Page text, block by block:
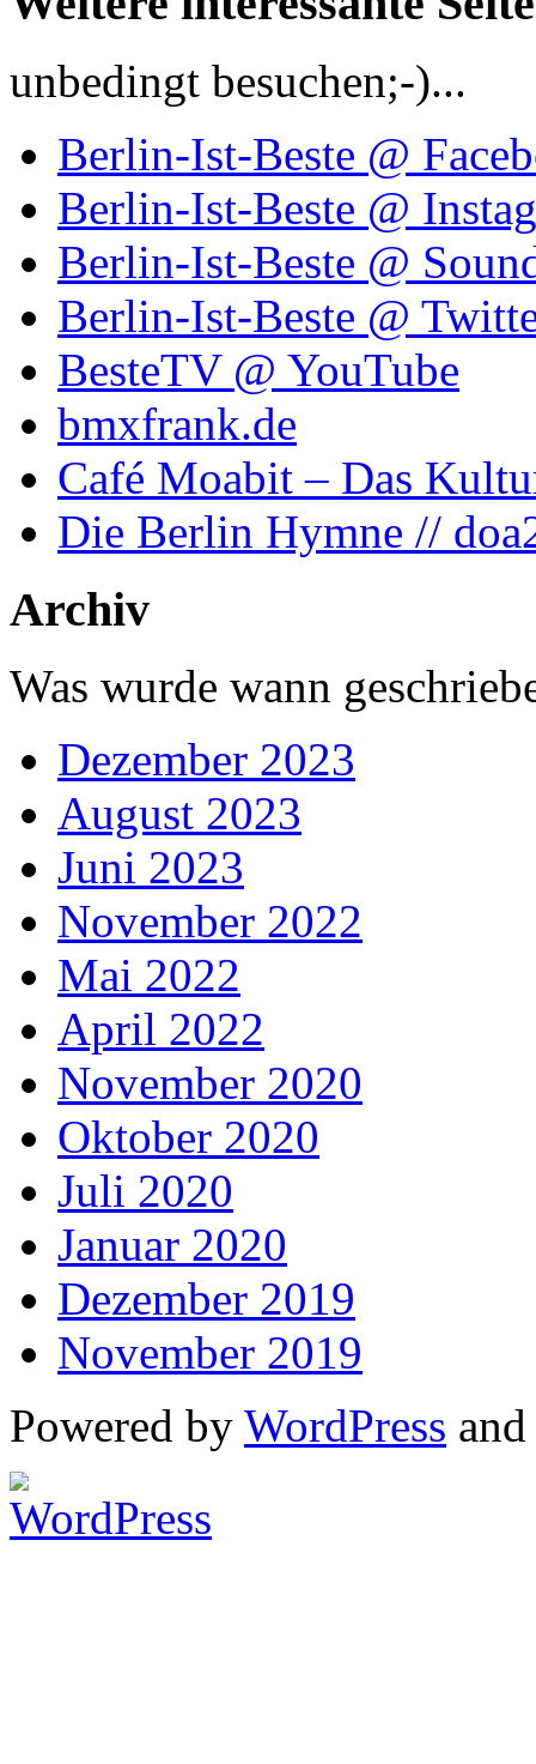
unbedingt besuchen;-)...
Berlin-Ist-Beste @
Berlin-Ist-Beste @
Berlin-Ist-Beste @
Berlin-Ist-Beste @
BesteTV @ YouTube
bmxfrank.de
Café Moabit – Das
Die Berlin Hymne //
Archiv
Was wurde wann
Dezember 2023
August 2023
Juni 2023
November 2022
Mai 2022
April 2022
November 2020
Oktober 2020
Juli 2020
Januar 2020
Dezember 2019
November 2019
Powered by WordPress